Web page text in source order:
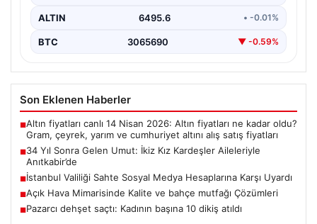
ALTIN 6495.6 • -0.01%
BTC 3065690 ▼ -0.59%
Son Eklenen Haberler
■Altın fiyatları canlı 14 Nisan 2026: Altın fiyatları ne kadar oldu?
Gram, çeyrek, yarım ve cumhuriyet altını alış satış fiyatları
■34 Yıl Sonra Gelen Umut: İkiz Kız Kardeşler Aileleriyle
Anıtkabir’de
■İstanbul Valiliği Sahte Sosyal Medya Hesaplarına Karşı Uyardı
■Açık Hava Mimarisinde Kalite ve bahçe mutfağı Çözümleri
■Pazarcı dehşet saçtı: Kadının başına 10 dikiş atıldı